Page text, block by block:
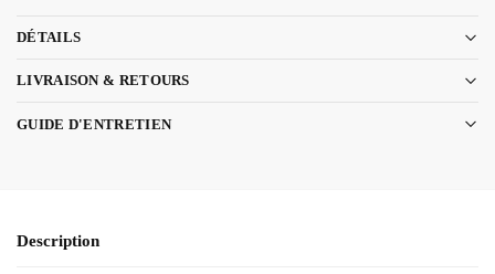
DÉTAILS
LIVRAISON & RETOURS
GUIDE D'ENTRETIEN
Description